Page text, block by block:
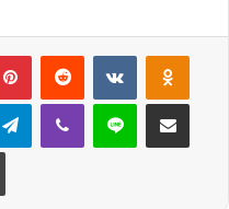
PinterestReddit VKontakte
TelegramViber Line E-Posta ile
Yazdır